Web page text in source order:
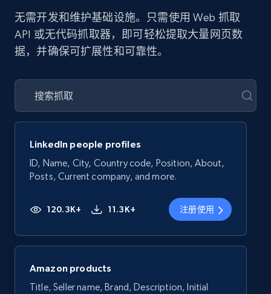
无需开发和维护基础设施。只需使用 Web 抓取
API 或无代码抓取器，即可轻松提取大量网页数
据，并确保可扩展性和可靠性。
LinkedIn people profiles
ID, Name, City, Country code, Position, About,
Posts, Current company, and more.
120.3K+ 11.3K+ 注册使用
Amazon products
Title, Seller name, Brand, Description, Initial